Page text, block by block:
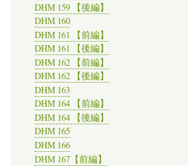
DHM 159 【後編】
DHM 160
DHM 161 【前編】
DHM 161 【後編】
DHM 162 【前編】
DHM 162 【後編】
DHM 163
DHM 164 【前編】
DHM 164 【後編】
DHM 165
DHM 166
DHM 167【前編】